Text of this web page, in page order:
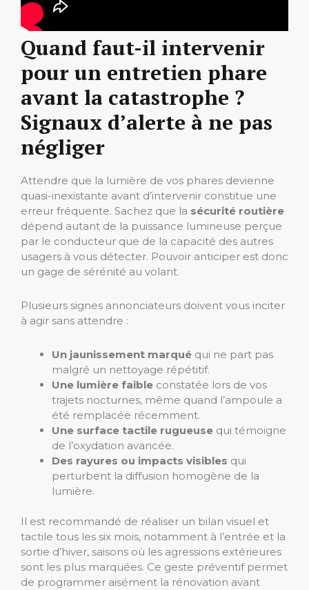
Quand faut-il intervenir
pour un entretien phare
avant la catastrophe ?
Signaux d’alerte à ne pas
négliger
Attendre que la lumière de vos phares devienne
quasi-inexistante avant d’intervenir constitue une
erreur fréquente. Sachez que la sécurité routière
dépend autant de la puissance lumineuse perçue
par le conducteur que de la capacité des autres
usagers à vous détecter. Pouvoir anticiper est donc
un gage de sérénité au volant.
Plusieurs signes annonciateurs doivent vous inciter
à agir sans attendre :
Un jaunissement marqué qui ne part pas
malgré un nettoyage répétitif.
Une lumière faible constatée lors de vos
trajets nocturnes, même quand l’ampoule a
été remplacée récemment.
Une surface tactile rugueuse qui témoigne
de l’oxydation avancée.
Des rayures ou impacts visibles qui
perturbent la diffusion homogène de la
lumière.
Il est recommandé de réaliser un bilan visuel et
tactile tous les six mois, notamment à l’entrée et la
sortie d’hiver, saisons où les agressions extérieures
sont les plus marquées. Ce geste préventif permet
de programmer aisément la rénovation avant